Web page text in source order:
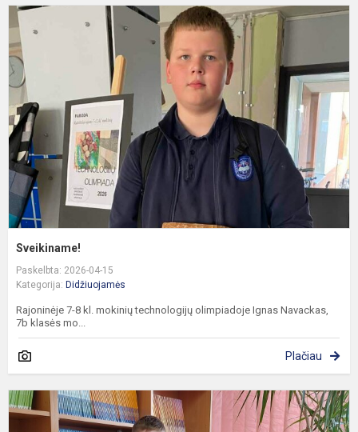
Sveikiname!
Paskelbta: 2026-04-15
Kategorija: Didžiuojamės
Rajoninėje 7-8 kl. mokinių technologijų olimpiadoje Ignas Navackas,
7b klasės mo...
Plačiau